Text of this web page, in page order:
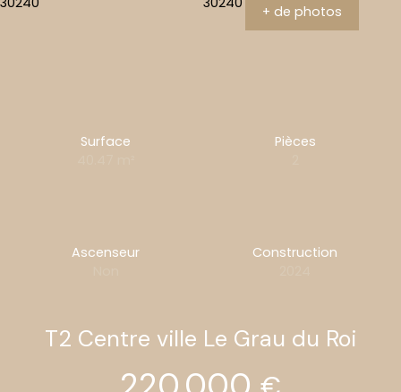
+ de photos
Surface
Pièces
Ascenseur
Construction
T2 Centre ville Le Grau du Roi